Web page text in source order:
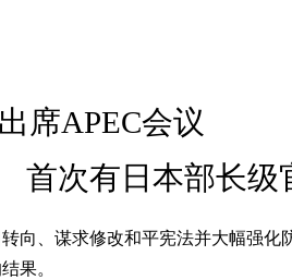
席APEC会议
首次有日本部长级
向、谋求修改和平宪法并大幅强
果。